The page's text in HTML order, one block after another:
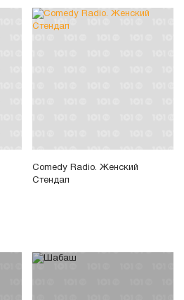
Comedy Radio. Женский
Стендап